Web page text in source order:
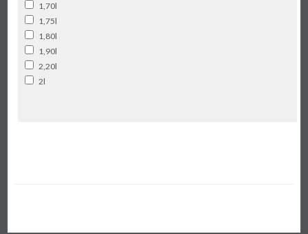
1,70l
1,75l
1,80l
1,90l
2,20l
2l